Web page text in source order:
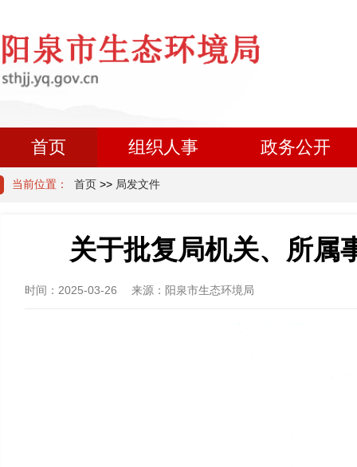
首页 组织人事 政务公开
当前位置： 首页 >> 局发文件
关于批复局机关、所属
时间： 2025-03-26 来源： 阳泉市生态环境局